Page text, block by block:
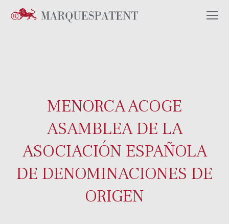
MENORCA ACOGE
ASAMBLEA DE LA
ASOCIACIÓN ESPAÑOLA
DE DENOMINACIONES DE
ORIGEN